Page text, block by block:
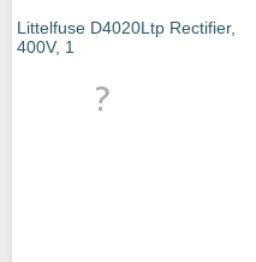
Littelfuse D4020Ltp Rectifier,
400V, 1